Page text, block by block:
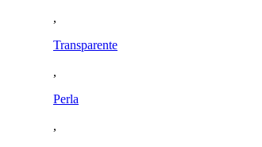
,
Transparente
,
Perla
,